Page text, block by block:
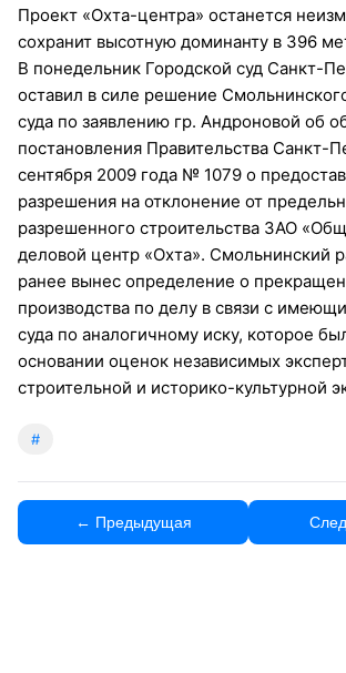
Проект «Охта-центра» останется
сохранит высотную доминанту в 396
В понедельник Городской суд Санкт-
оставил в силе решение
суда по заявлению гр. Андроновой об
постановления Правительства Санкт-
сентября 2009 года № 1079 о
разрешения на отклонение от
разрешенного строительства ЗАО
деловой центр «Охта». Смольнинский
ранее вынес определение о
производства по делу в связи с
суда по аналогичному иску, которое
основании оценок независимых
строительной и историко-культурной
#
← Предыдущая